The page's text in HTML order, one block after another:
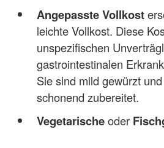
Angepasste Vollkost
leichte Vollkost. Diese
unspezifischen
gastrointestinalen
Sie sind mild gewürzt
schonend zubereitet.
Vegetarischeoder